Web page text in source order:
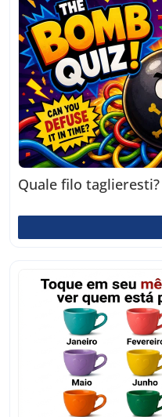
Quale filo taglieresti?